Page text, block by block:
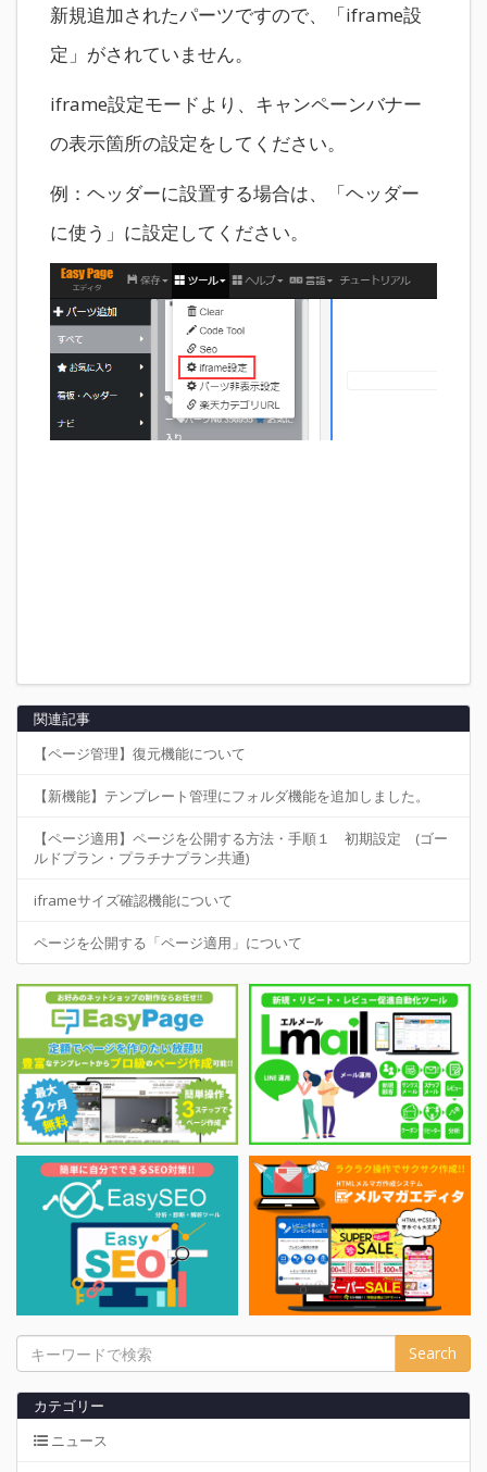
新規追加されたパーツですので、「iframe設
定」がされていません。
iframe設定モードより、キャンペーンバナー
の表示箇所の設定をしてください。
例：ヘッダーに設置する場合は、「ヘッダー
に使う」に設定してください。
関連記事
【ページ管理】復元機能について
【新機能】テンプレート管理にフォルダ機能を追加しました。
【ページ適用】ページを公開する方法・手順１ 初期設定 (ゴー
ルドプラン・プラチナプラン共通)
iframeサイズ確認機能について
ページを公開する「ページ適用」について
カテゴリー
ニュース